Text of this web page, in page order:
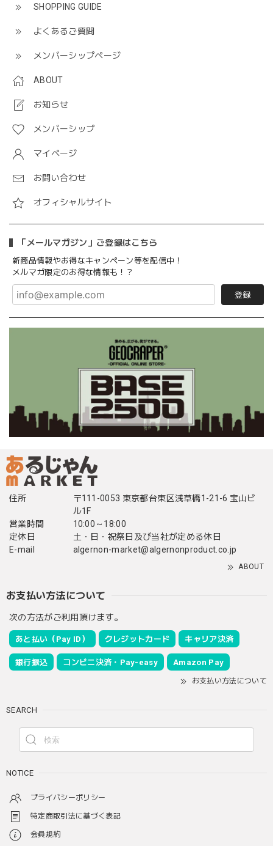
SHOPPING GUIDE
よくあるご質問
メンバーシップページ
ABOUT
お知らせ
メンバーシップ
マイページ
お問い合わせ
オフィシャルサイト
「メールマガジン」ご登録はこちら
新商品情報やお得なキャンペーン等を配信中！
メルマガ限定のお得な情報も！？
登録
住所
〒111-0053 東京都台東区浅草橋1-21-6 宝山ビ
ル1F
営業時間
10:00～18:00
定休日
土・日・祝祭日及び当社が定める休日
E-mail
algernon-market@algernonproduct.co.jp
ABOUT
お支払い方法について
次の方法がご利用頂けます。
あと払い（Pay ID） クレジットカード キャリア決済
銀行振込 コンビニ決済・Pay-easy Amazon Pay
お支払い方法について
SEARCH
NOTICE
プライバシーポリシー
特定商取引法に基づく表記
会員規約